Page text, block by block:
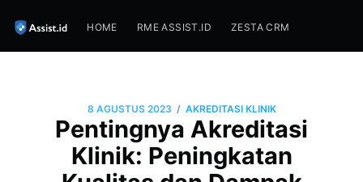
HOME RME ASSIST.ID ZESTA CRM
8 AGUSTUS 2023 / AKREDITASI KLINIK
Pentingnya Akreditasi
Klinik: Peningkatan